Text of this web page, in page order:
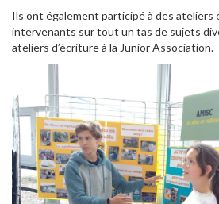
Ils ont également participé à des ateliers
intervenants sur tout un tas de sujets
ateliers d’écriture à la Junior Association.